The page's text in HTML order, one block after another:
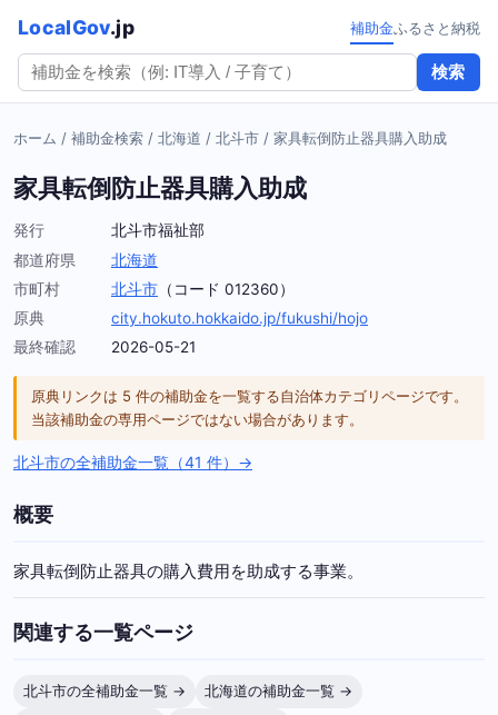
LocalGov.jp
検索
補助金ふるさと納税
ホーム / 補助金検索 / 北海道 / 北斗市 / 家具転倒防止器具購入助成
家具転倒防止器具購入助成
発行
北斗市福祉部
都道府県
北海道
市町村
北斗市 （コード 012360）
原典
city.hokuto.hokkaido.jp/fukushi/hojo
最終確認
2026-05-21
原典リンクは 5 件の補助金を一覧する自治体カテゴリページです。
当該補助金の専用ページではない場合があります。
北斗市の全補助金一覧（41 件）→
概要
家具転倒防止器具の購入費用を助成する事業。
関連する一覧ページ
北斗市の全補助金一覧 →
北海道の補助金一覧 →